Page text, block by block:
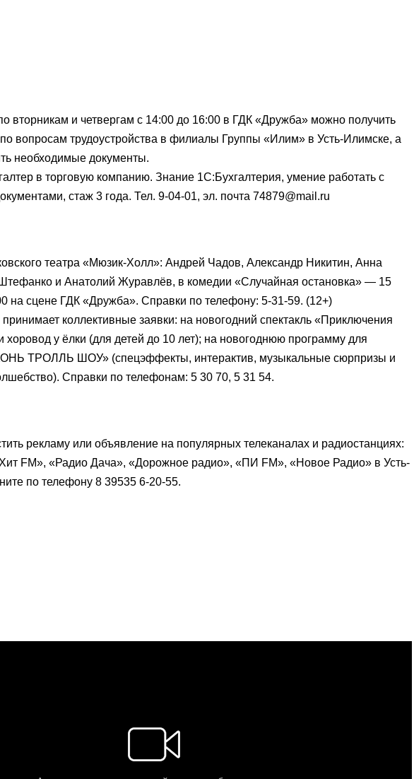
вторникам и четвергам с 14:00 до 16:00 в ГДК «Дружба» можно получить
вопросам трудоустройства в филиалы Группы «Илим» в Усть-Илимске, а
необходимые документы.
в торговую компанию. Знание 1С:Бухгалтерия, умение работать с
стаж 3 года. Тел. 9-04-01, эл. почта 74879@mail.ru
театра «Мюзик-Холл»: Андрей Чадов, Александр Никитин, Анна
и Анатолий Журавлёв, в комедии «Случайная остановка» — 15
на сцене ГДК «Дружба». Справки по телефону: 5-31-59. (12+)
коллективные заявки: на новогодний спектакль «Приключения
хоровод у ёлки (для детей до 10 лет); на новогоднюю программу для
ТРОЛЛЬ ШОУ» (спецэффекты, интерактив, музыкальные сюрпризы и
Справки по телефонам: 5 30 70, 5 31 54.
рекламу или объявление на популярных телеканалах и радиостанциях:
FM», «Радио Дача», «Дорожное радио», «ПИ FM», «Новое Радио» в Усть-
по телефону 8 39535 6-20-55.